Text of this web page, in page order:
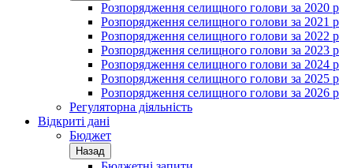
Розпорядження селищного голови за 2020
Розпорядження селищного голови за 2021
Розпорядження селищного голови за 2022
Розпорядження селищного голови за 2023
Розпорядження селищного голови за 2024
Розпорядження селищного голови за 2025
Розпорядження селищного голови за 2026
Регуляторна діяльність
Відкриті дані
Бюджет
Назад